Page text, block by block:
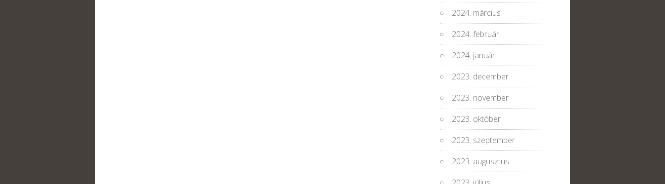
2024. március
2024. február
2024. január
2023. december
2023. november
2023. október
2023. szeptember
2023. augusztus